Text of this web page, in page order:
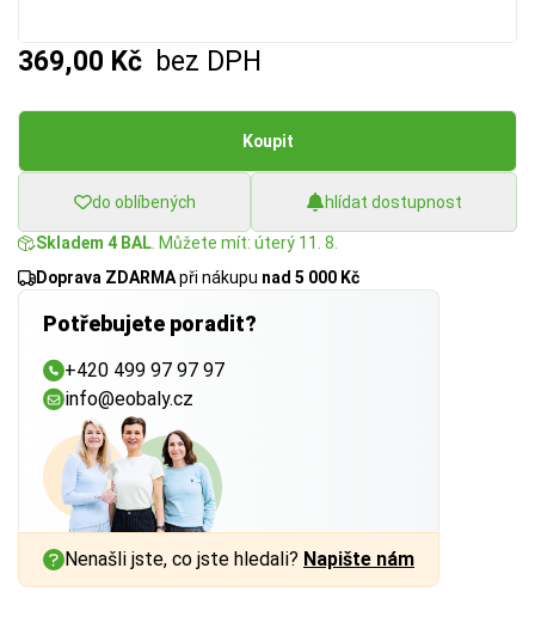
369,00 Kč bez DPH
Koupit
do oblíbených hlídat dostupnost
Skladem 4 BAL . Můžete mít: úterý 11. 8.
Doprava ZDARMApři nákupu nad 5 000 Kč
Potřebujete poradit?
+420 499 97 97 97
info@eobaly.cz
Nenašli jste, co jste hledali? Napište nám